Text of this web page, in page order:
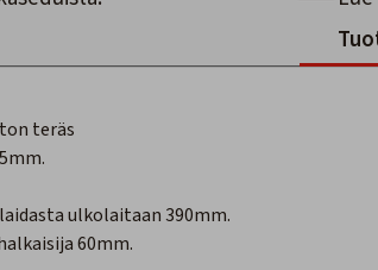
teräs
ulkolaitaan 390mm.
60mm.